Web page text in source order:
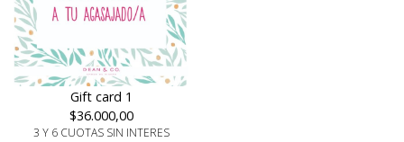
Gift card 1
$36.000,00
3 Y 6 CUOTAS SIN INTERES